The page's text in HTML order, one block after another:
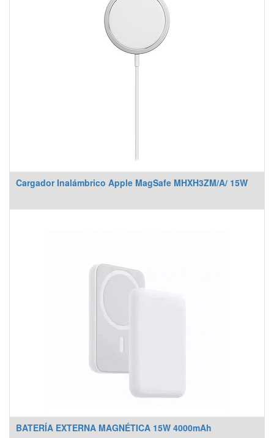
Cargador Inalámbrico Apple MagSafe MHXH3ZM/A/ 15W
BATERÍA EXTERNA MAGNÉTICA 15W 4000mAh